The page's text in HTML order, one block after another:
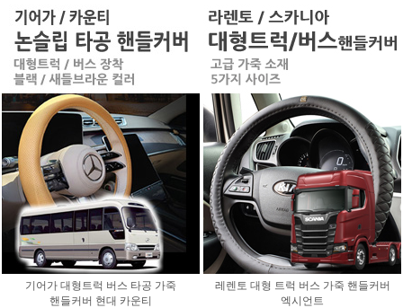
기어가 대형트럭 버스 타공 가죽
핸들커버 현대 카운티
레렌토 대형 트럭 버스 가죽 핸들커버
엑시언트